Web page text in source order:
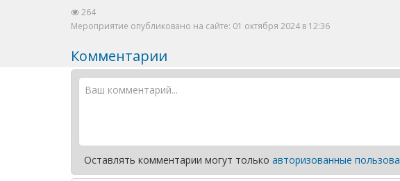
264
Мероприятие опубликовано на сайте: 01 октября 2024 в 12:36
Комментарии
Оставлять комментарии могут только авторизованные